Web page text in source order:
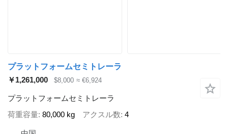
プラットフォームセミトレーラ
￥1,261,000
$8,000 ≈ €6,924
プラットフォームセミトレーラ
荷重容量 80,000 kg アクスル数 4